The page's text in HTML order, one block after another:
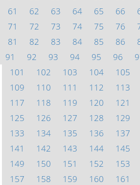
61
62 63 64 65 66
71
72 73 74 75 76
81
82 83 84 85 86
91
92 93 94 95 96
101
102 103 104 105
109
110 111 112 113
117
118 119 120 121
125
126 127 128 129
133
134 135 136 137
141
142 143 144 145
149
150 151 152 153
157
158 159 160 161